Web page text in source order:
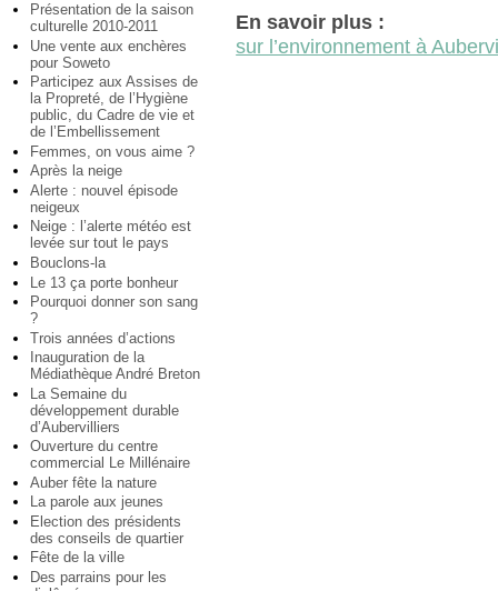
Présentation de la saison
culturelle 2010-2011
Une vente aux enchères
pour Soweto
Participez aux Assises de
la Propreté, de l’Hygiène
public, du Cadre de vie et
de l’Embellissement
Femmes, on vous aime ?
Après la neige
Alerte : nouvel épisode
neigeux
Neige : l’alerte météo est
levée sur tout le pays
Bouclons-la
Le 13 ça porte bonheur
Pourquoi donner son sang
?
Trois années d’actions
Inauguration de la
Médiathèque André Breton
La Semaine du
développement durable
d’Aubervilliers
Ouverture du centre
commercial Le Millénaire
Auber fête la nature
La parole aux jeunes
Election des présidents
des conseils de quartier
Fête de la ville
Des parrains pour les
En savoir plus :
sur l’environnement à